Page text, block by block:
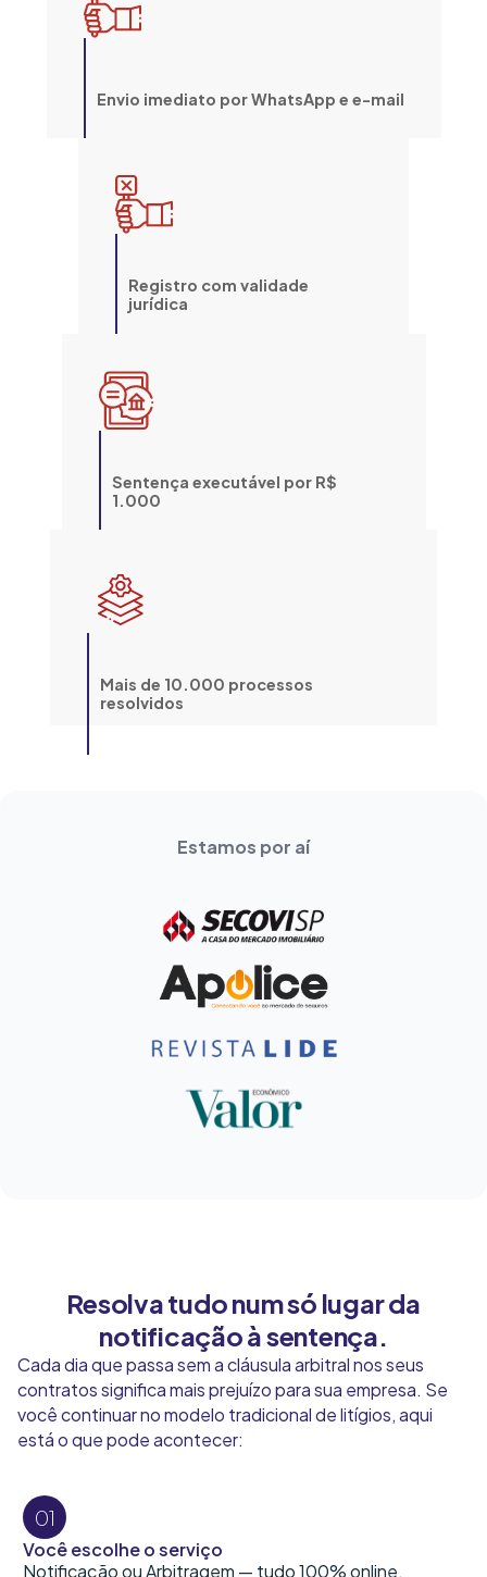
Envio imediato por WhatsApp e e-mail
Registro com validade
jurídica
Sentença executável por R$
1.000
Mais de 10.000 processos
resolvidos
Estamos por aí
Resolva tudo num só lugar da
notificação à sentença.
Cada dia que passa sem a cláusula arbitral nos seus
contratos significa mais prejuízo para sua empresa. Se
você continuar no modelo tradicional de litígios, aqui
está o que pode acontecer:
01
Você escolhe o serviço
Notificação ou Arbitragem — tudo 100% online.